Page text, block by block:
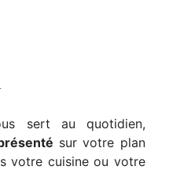
sert au quotidien,
sur votre plan
votre cuisine ou votre